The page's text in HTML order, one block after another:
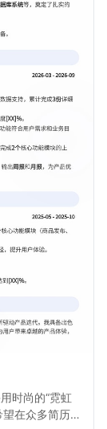
时尚的“霓虹
望在众多简历